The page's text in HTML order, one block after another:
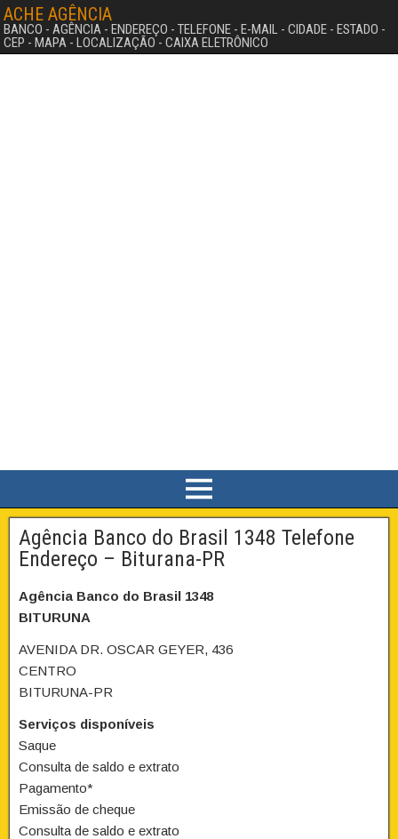
ACHE AGÊNCIA
BANCO - AGÊNCIA - ENDEREÇO - TELEFONE - E-MAIL - CIDADE - ESTADO -
CEP - MAPA - LOCALIZAÇÃO - CAIXA ELETRÔNICO
Agência Banco do Brasil 1348 Telefone
Endereço – Biturana-PR
Agência Banco do Brasil 1348
BITURUNA
AVENIDA DR. OSCAR GEYER, 436
CENTRO
BITURUNA-PR
Serviços disponíveis
Saque
Consulta de saldo e extrato
Pagamento*
Emissão de cheque
Consulta de saldo e extrato